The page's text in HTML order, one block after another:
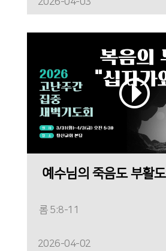
예수님의 죽음도 부활도
롬 5:8-11
2026-04-02